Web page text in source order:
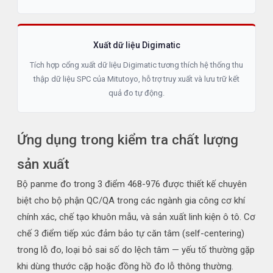
Xuất dữ liệu Digimatic
Tích hợp cổng xuất dữ liệu Digimatic tương thích hệ thống thu
thập dữ liệu SPC của Mitutoyo, hỗ trợ truy xuất và lưu trữ kết
quả đo tự động.
Ứng dụng trong kiểm tra chất lượng
sản xuất
Bộ panme đo trong 3 điểm 468-976 được thiết kế chuyên
biệt cho bộ phận QC/QA trong các ngành gia công cơ khí
chính xác, chế tạo khuôn mẫu, và sản xuất linh kiện ô tô. Cơ
chế 3 điểm tiếp xúc đảm bảo tự căn tâm (self-centering)
trong lỗ đo, loại bỏ sai số do lệch tâm — yếu tố thường gặp
khi dùng thước cặp hoặc đồng hồ đo lỗ thông thường.